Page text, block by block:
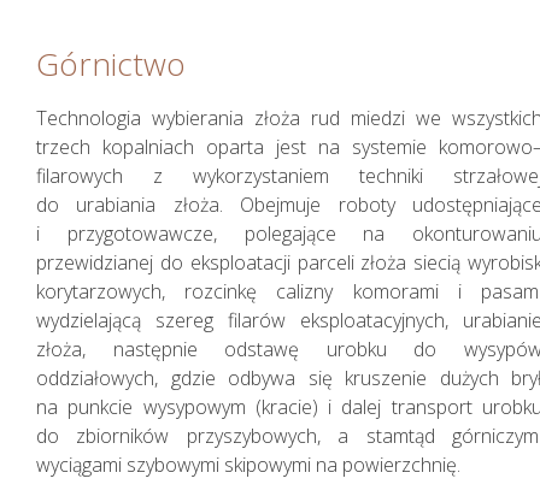
Zarządzanie Ryzykiem
Górnictwo
Technologia wybierania złoża rud miedzi we
trzech kopalniach oparta jest na systemie
filarowych z wykorzystaniem techniki
do urabiania złoża. Obejmuje roboty
i przygotowawcze, polegające na
przewidzianej do eksploatacji parceli złoża siecią
korytarzowych, rozcinkę calizny komorami i
wydzielającą szereg filarów eksploatacyjnych,
złoża, następnie odstawę urobku do
oddziałowych, gdzie odbywa się kruszenie dużych
na punkcie wysypowym (kracie) i dalej transport
do zbiorników przyszybowych, a stamtąd
wyciągami szybowymi skipowymi na powierzchnię.